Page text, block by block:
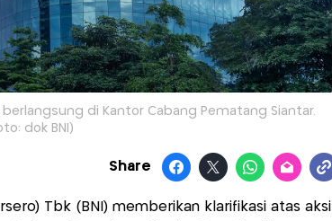
di Kantor Cabang Pematang Siantar.
dok BNI)
Share
Tbk (BNI) memberikan klarifikasi atas aksi